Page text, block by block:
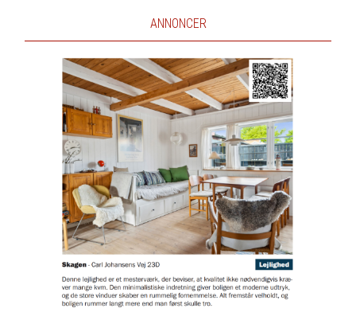
ANNONCER